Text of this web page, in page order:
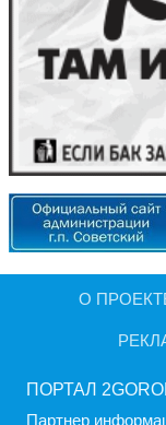
О
ПОРТАЛ
Партнер